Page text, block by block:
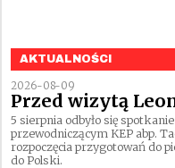
AKTUALNOŚCI
2026-08-09
Przed wizytą
5 sierpnia odbyło się
przewodniczącym KEP abp.
rozpoczęcia przygotowań do
do Polski.